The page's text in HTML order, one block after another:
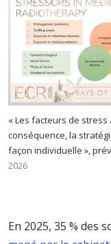
« Les facteurs de
conséquence, la
façon individuelle »,
2026
En 2025, 35 % des